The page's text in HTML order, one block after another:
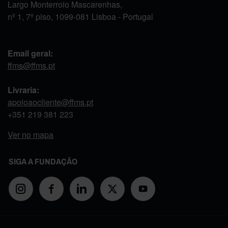
Largo Monterroio Mascarenhas,
nº 1, 7º piso, 1099-081 Lisboa - Portugal
Email geral:
ffms@ffms.pt
Livraria:
apoioaocliente@ffms.pt
+351 219 381 223
Ver no mapa
SIGA A FUNDAÇÃO